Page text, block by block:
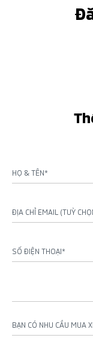
HỌ & TÊN*
ĐỊA CHỈ EMAIL (TUỲ
SỐ ĐIỆN THOẠI*
BẠN CÓ NHU CẦU MUA